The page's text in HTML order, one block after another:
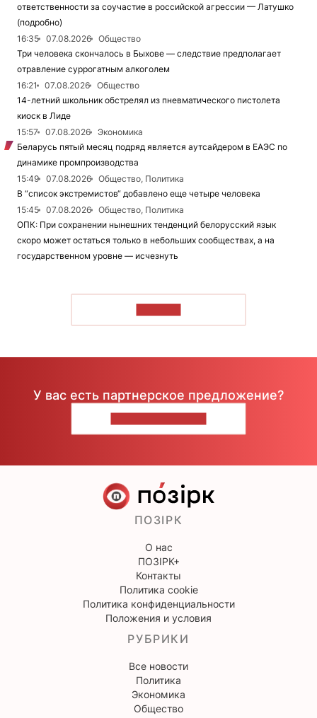
ответственности за соучастие в российской агрессии — Латушко
(подробно)
16:35
07.08.2026
Общество
Три человека скончалось в Быхове — следствие предполагает
отравление суррогатным алкоголем
16:21
07.08.2026
Общество
14-летний школьник обстрелял из пневматического пистолета
киоск в Лиде
15:57
07.08.2026
Экономика
Беларусь пятый месяц подряд является аутсайдером в ЕАЭС по
динамике промпроизводства
15:49
07.08.2026
Общество, Политика
В “список экстремистов“ добавлено еще четыре человека
15:45
07.08.2026
Общество, Политика
ОПК: При сохранении нынешних тенденций белорусский язык
скоро может остаться только в небольших сообществах, а на
государственном уровне — исчезнуть
У вас есть партнерское предложение?
ПОЗІРК
О нас
ПОЗІРК+
Контакты
Политика cookie
Политика конфиденциальности
Положения и условия
РУБРИКИ
Все новости
Политика
Экономика
Общество